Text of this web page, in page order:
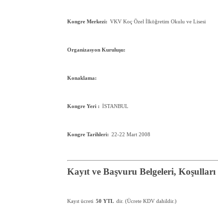
Kongre Merkezi: VKV Koç Özel İlköğretim Okulu ve Lisesi
Organizasyon Kuruluşu:
Konaklama:
Kongre Yeri : İSTANBUL
Kongre Tarihleri: 22-22 Mart 2008
Kayıt ve Başvuru Belgeleri, Koşulları
Kayıt ücreti 50 YTL dir. (Ücrete KDV dahildir.)